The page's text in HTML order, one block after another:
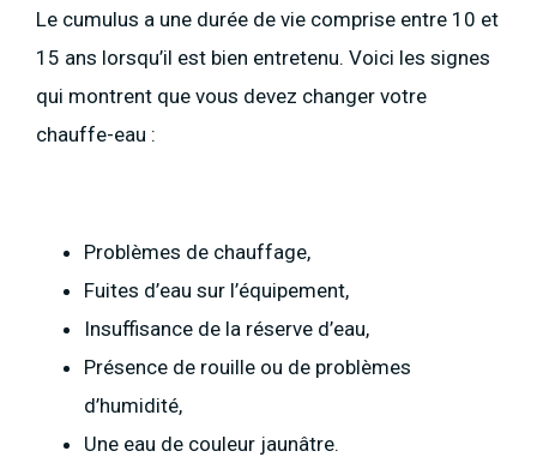
Le cumulus a une durée de vie comprise entre 10 et
15 ans lorsqu’il est bien entretenu. Voici les signes
qui montrent que vous devez changer votre
chauffe-eau :
Problèmes de chauffage,
Fuites d’eau sur l’équipement,
Insuffisance de la réserve d’eau,
Présence de rouille ou de problèmes
d’humidité,
Une eau de couleur jaunâtre.